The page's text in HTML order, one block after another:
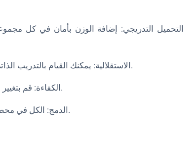
- الاستقلالية: يمكنك القيام بالتدريب الذاتي والرفع بمفردك دون شريك تدريب. ملائم للتدريب المنفرد.
- الكفاءة: قم بتغيير الأوزان وضبط المكونات بسرعة للحصول على تمرين سلس.
- الدمج: الكل في محطة واحدة، باستثناء الحاجة إلى آلات. أكثر كفاءة في المساحة.